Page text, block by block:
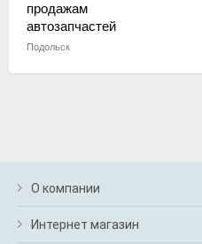
продажам
автозапчастей
Подольск
О компании
Интернет магазин